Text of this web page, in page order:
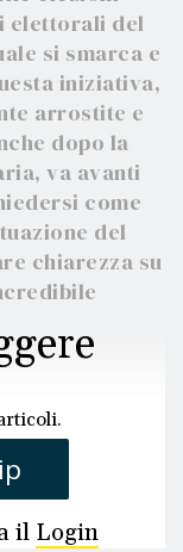
elettorali del
si smarca e
iniziativa,
arrostite e
dopo la
va avanti
come
del
chiarezza su
il Login